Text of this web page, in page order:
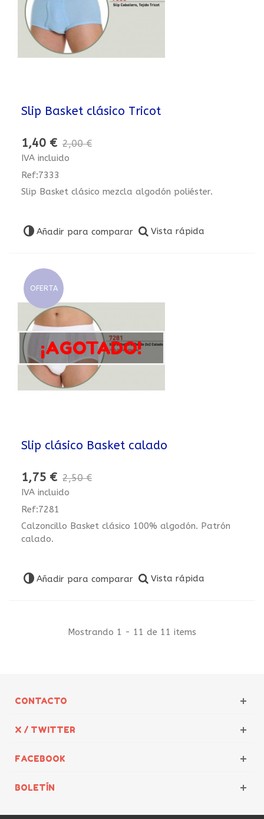
Slip Basket clásico Tricot
1,40 € 2,00 €
IVA incluido
Ref:7333
Slip Basket clásico mezcla algodón poliéster.
Añadir para comparar Vista rápida
OFERTA
¡AGOTADO!
Slip clásico Basket calado
1,75 € 2,50 €
IVA incluido
Ref:7281
Calzoncillo Basket clásico 100% algodón. Patrón
calado.
Añadir para comparar Vista rápida
Mostrando 1 - 11 de 11 items
CONTACTO
X / TWITTER
FACEBOOK
BOLETÍN